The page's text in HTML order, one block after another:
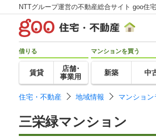
NTTグループ運営の不動産総合サイト goo住
借りる
賃貸
店舗･
事業用
マンションを買う
新築 中
住宅・不動産 地域情報 マンショ
三栄緑マンション